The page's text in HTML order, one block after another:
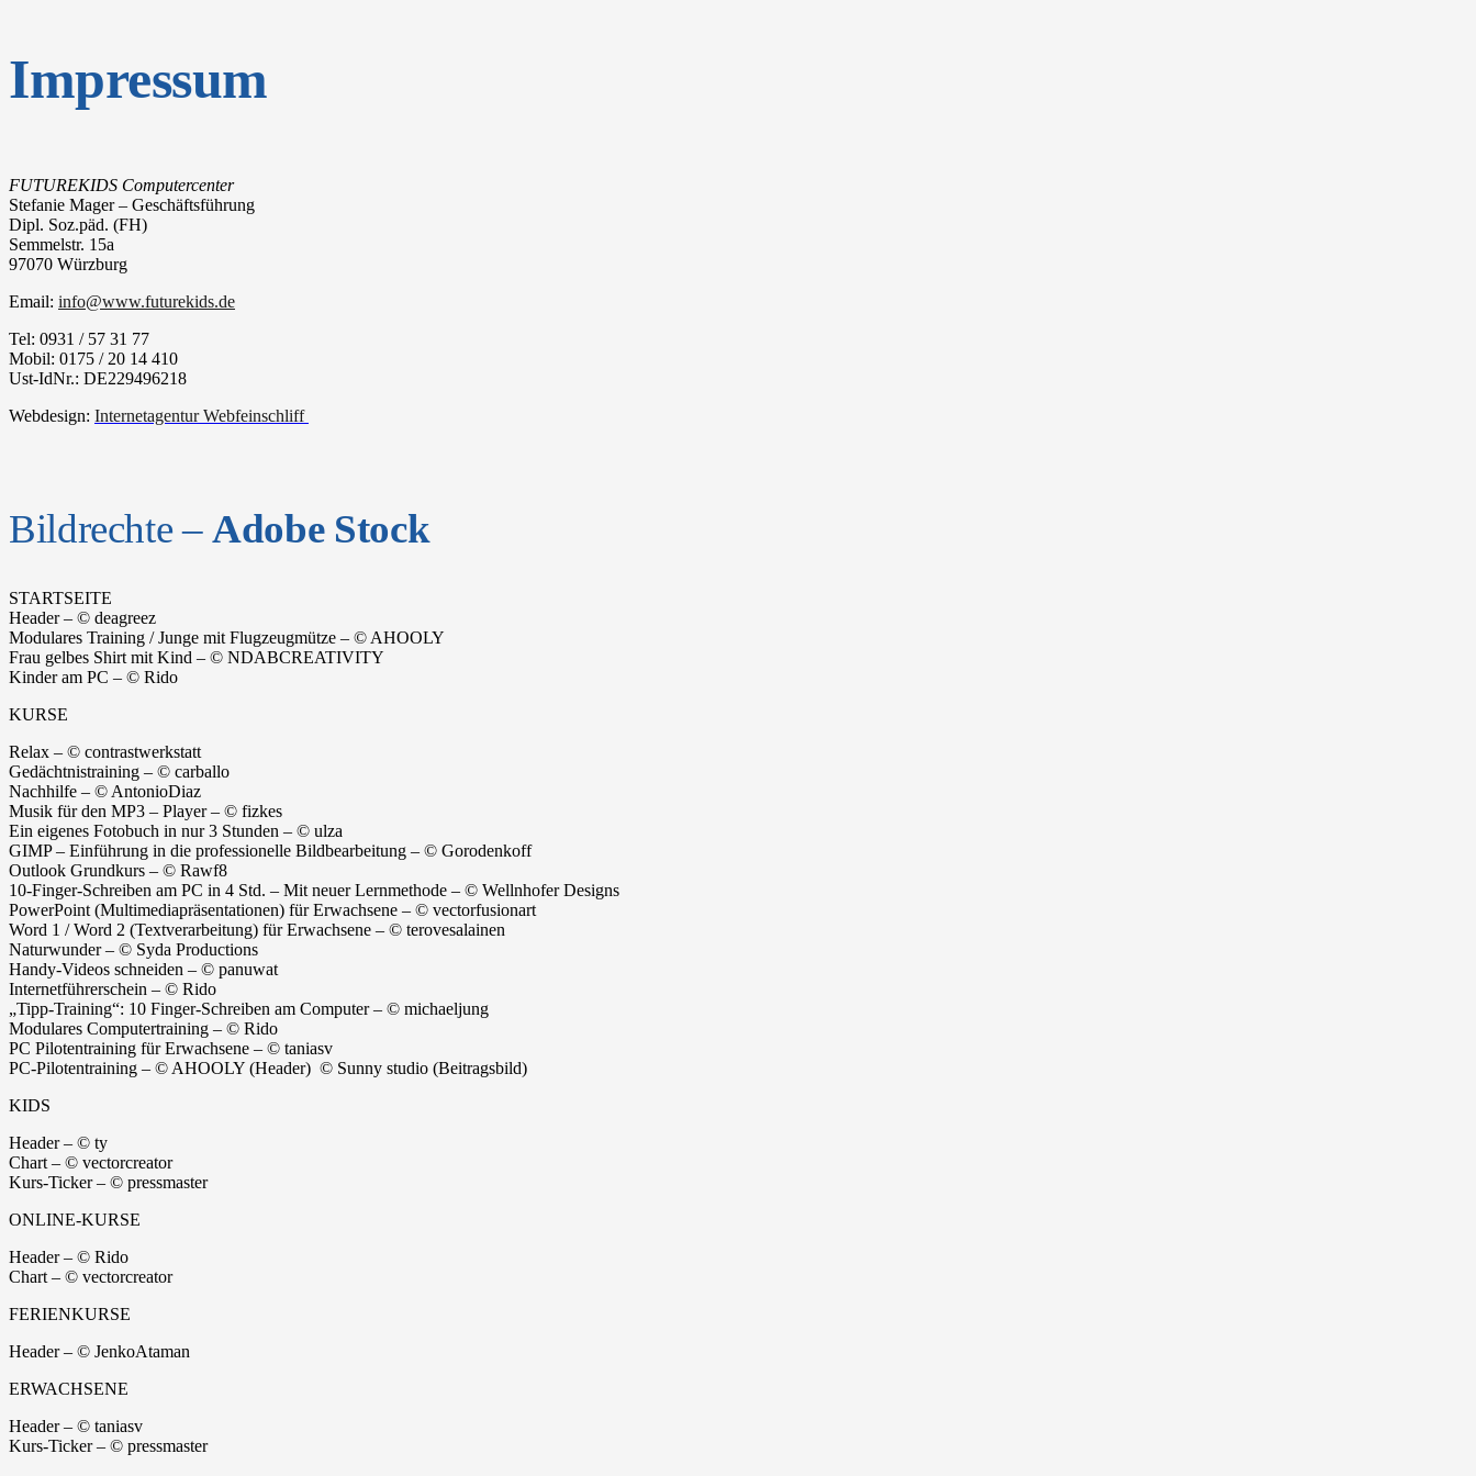
Impressum
FUTUREKIDS Computercenter
Stefanie Mager – Geschäftsführung
Dipl. Soz.päd. (FH)
Semmelstr. 15a
97070 Würzburg
Email: info@www.futurekids.de
Tel: 0931 / 57 31 77
Mobil: 0175 / 20 14 410
Ust-IdNr.: DE229496218
Webdesign: Internetagentur Webfeinschliff
Bildrechte –Adobe Stock
STARTSEITE
Header – © deagreez
Modulares Training / Junge mit Flugzeugmütze – © AHOOLY
Frau gelbes Shirt mit Kind – © NDABCREATIVITY
Kinder am PC – © Rido
KURSE
Relax – © contrastwerkstatt
Gedächtnistraining – © carballo
Nachhilfe – © AntonioDiaz
Musik für den MP3 – Player – © fizkes
Ein eigenes Fotobuch in nur 3 Stunden – © ulza
GIMP – Einführung in die professionelle Bildbearbeitung – © Gorodenkoff
Outlook Grundkurs – © Rawf8
10-Finger-Schreiben am PC in 4 Std. – Mit neuer Lernmethode – © Wellnhofer Designs
PowerPoint (Multimediapräsentationen) für Erwachsene – © vectorfusionart
Word 1 / Word 2 (Textverarbeitung) für Erwachsene – © terovesalainen
Naturwunder – © Syda Productions
Handy-Videos schneiden – © panuwat
Internetführerschein – © Rido
„Tipp-Training“: 10 Finger-Schreiben am Computer – © michaeljung
Modulares Computertraining – © Rido
PC Pilotentraining für Erwachsene – © taniasv
PC-Pilotentraining – © AHOOLY (Header) © Sunny studio (Beitragsbild)
KIDS
Header – © ty
Chart – © vectorcreator
Kurs-Ticker – © pressmaster
ONLINE-KURSE
Header – © Rido
Chart – © vectorcreator
FERIENKURSE
Header – © JenkoAtaman
ERWACHSENE
Header – © taniasv
Kurs-Ticker – © pressmaster